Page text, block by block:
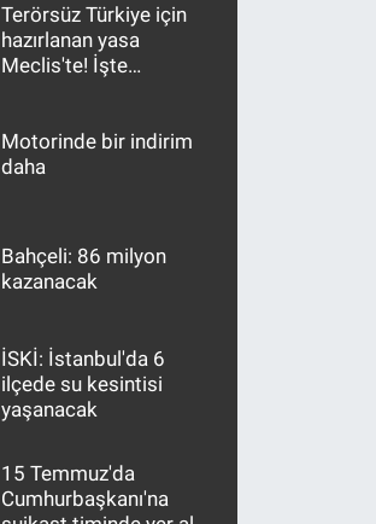
Terörsüz Türkiye için
hazırlanan yasa
Meclis'te! İşte
Motorinde bir indirim
daha
Bahçeli: 86 milyon
kazanacak
İSKİ: İstanbul'da 6
ilçede su kesintisi
yaşanacak
15 Temmuz'da
Cumhurbaşkanı'na